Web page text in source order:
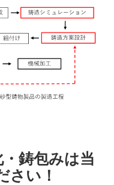
鋳包みは当
さい！